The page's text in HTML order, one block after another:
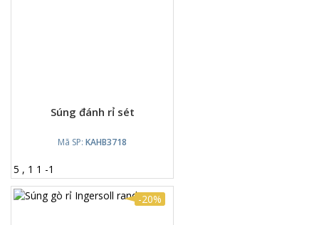
Súng đánh rỉ sét
Mã SP: KAHB3718
5 , 1 1 -1
-20%